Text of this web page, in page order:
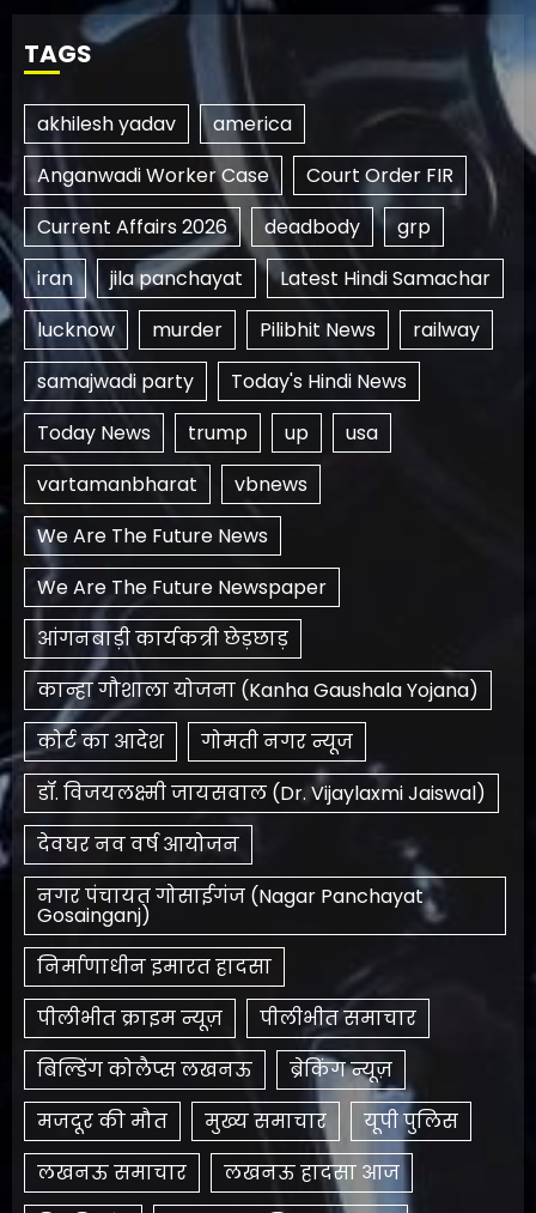
TAGS
akhilesh yadav
america
Anganwadi Worker Case
Court Order FIR
Current Affairs 2026
deadbody
grp
iran
jila panchayat
Latest Hindi Samachar
lucknow
murder Pilibhit News
railway
samajwadi party
Today's Hindi News
Today News
trump up
usa
vartamanbharat
vbnews
We Are The Future News
We Are The Future Newspaper
आंगनबाड़ी कार्यकत्री छेड़छाड़
कान्हा गौशाला योजना (Kanha Gaushala Yojana)
कोर्ट का आदेश
गोमती नगर न्यूज
डॉ. विजयलक्ष्मी जायसवाल (Dr. Vijaylaxmi Jaiswal)
देवघर नव वर्ष आयोजन
नगर पंचायत गोसाईगंज (Nagar Panchayat
Gosainganj)
निर्माणाधीन इमारत हादसा
पीलीभीत क्राइम न्यूज़
पीलीभीत समाचार
बिल्डिंग कोलैप्स लखनऊ
ब्रेकिंग न्यूज़
मजदूर की मौत
मुख्य समाचार
यूपी पुलिस
लखनऊ समाचार
लखनऊ हादसा आज